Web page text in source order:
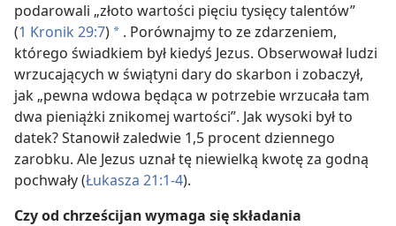
podarowali „złoto wartości pięciu tysięcy talentów”
(1 Kronik 29:7) * . Porównajmy to ze zdarzeniem,
którego świadkiem był kiedyś Jezus. Obserwował ludzi
wrzucających w świątyni dary do skarbon i zobaczył,
jak „pewna wdowa będąca w potrzebie wrzucała tam
dwa pieniążki znikomej wartości”. Jak wysoki był to
datek? Stanowił zaledwie 1,5 procent dziennego
zarobku. Ale Jezus uznał tę niewielką kwotę za godną
pochwały (Łukasza 21:1-4).
Czy od chrześcijan wymaga się składania